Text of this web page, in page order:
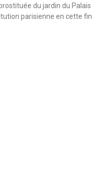
du jardin du Palais
parisienne en cette fin